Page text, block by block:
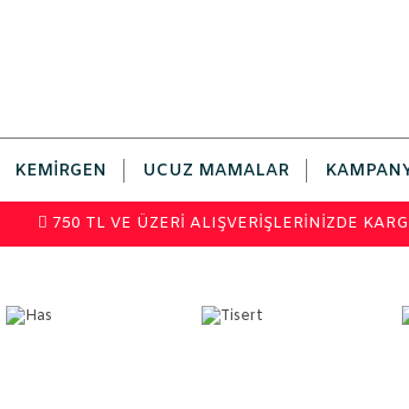
KEMIRGEN UCUZ MAMALAR
750 TL VE ÜZERİ ALIŞVERİŞLERİNİZDE